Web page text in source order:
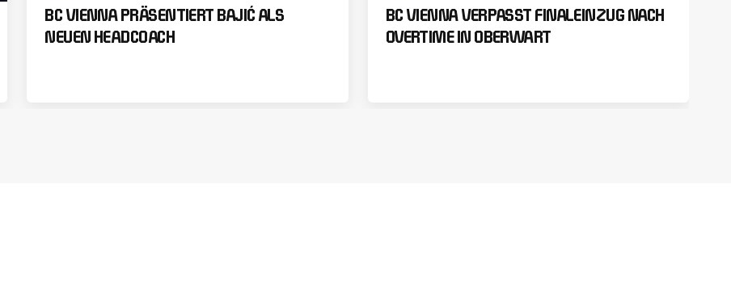
BC VIENNA PRÄSENTIERT BAJIĆ ALS
NEUEN HEADCOACH
BC VIENNA VERPASST FINALEINZUG NACH
OVERTIME IN OBERWART